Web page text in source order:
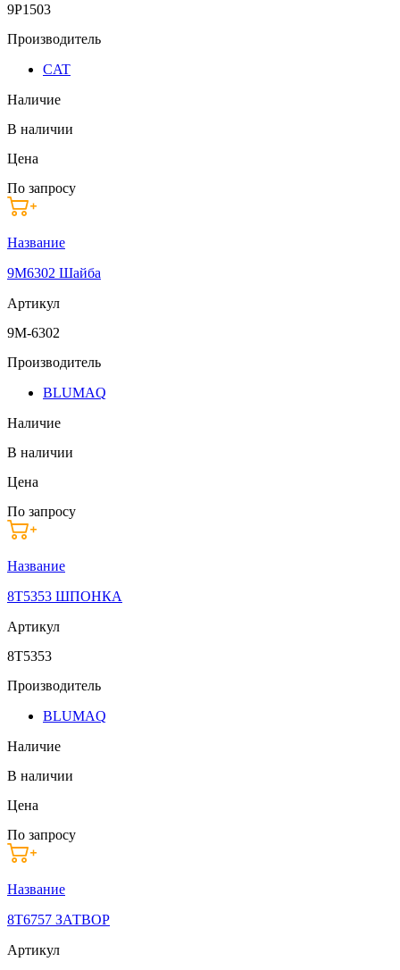
9P1503
Производитель
CAT
Наличие
В наличии
Цена
По запросу
Название
9M6302 Шайба
Артикул
9M-6302
Производитель
BLUMAQ
Наличие
В наличии
Цена
По запросу
Название
8T5353 ШПОНКА
Артикул
8T5353
Производитель
BLUMAQ
Наличие
В наличии
Цена
По запросу
Название
8T6757 ЗАТВОР
Артикул